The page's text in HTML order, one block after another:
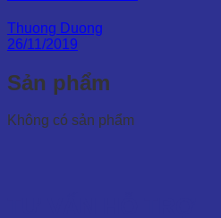
Thuong Duong
26/11/2019
Sản phẩm
Không có sản phẩm